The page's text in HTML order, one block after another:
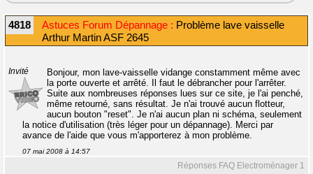
4818 Astuces Forum Dépannage : Problème lave vaisselle
Arthur Martin ASF 2645
Invité
Bonjour, mon lave-vaisselle vidange constamment même avec
la porte ouverte et arrêté. Il faut le débrancher pour l'arrêter.
Suite aux nombreuses réponses lues sur ce site, je l'ai penché,
même retourné, sans résultat. Je n'ai trouvé aucun flotteur,
aucun bouton "reset". Je n'ai aucun plan ni schéma, seulement
la notice d'utilisation (très léger pour un dépannage). Merci par
avance de l'aide que vous m'apporterez à mon problème.
07 mai 2008 à 14:57
Réponses FAQ Electroménager 1